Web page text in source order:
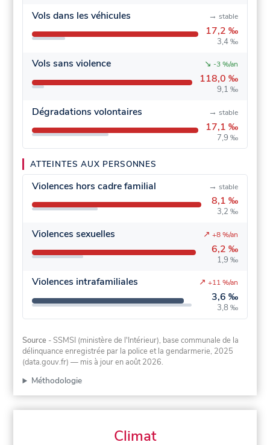
Vols dans les véhicules
17,2 ‰
3,4 ‰
→ stable
Vols sans violence
118,0 ‰
9,1 ‰
↘ -3 %/an
Dégradations volontaires
17,1 ‰
7,9 ‰
→ stable
ATTEINTES AUX PERSONNES
Violences hors cadre familial
8,1 ‰
3,2 ‰
→ stable
Violences sexuelles
6,2 ‰
1,9 ‰
↗ +8 %/an
Violences intrafamiliales
3,6 ‰
3,8 ‰
↗ +11 %/an
Source - SSMSI (ministère de l'Intérieur), base communale de la
délinquance enregistrée par la police et la gendarmerie, 2025
(data.gouv.fr) — mis à jour en août 2026.
Méthodologie
Climat